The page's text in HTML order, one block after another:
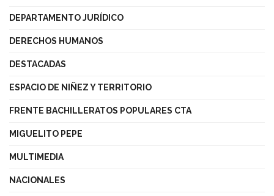
DEPARTAMENTO JURÍDICO
DERECHOS HUMANOS
DESTACADAS
ESPACIO DE NIÑEZ Y TERRITORIO
FRENTE BACHILLERATOS POPULARES CTA
MIGUELITO PEPE
MULTIMEDIA
NACIONALES